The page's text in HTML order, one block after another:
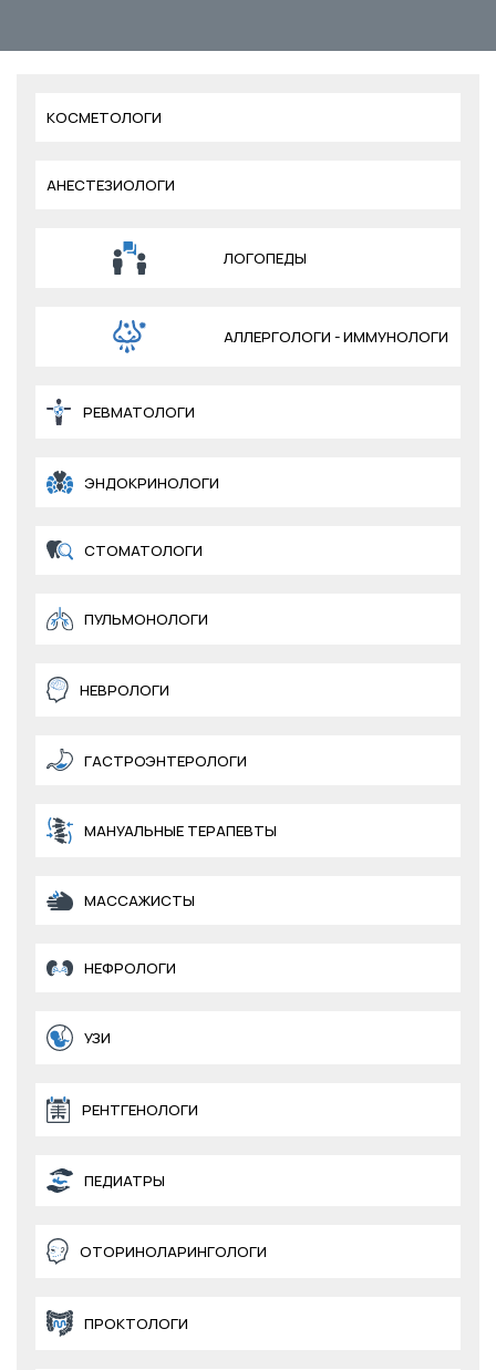
КОСМЕТОЛОГИ
АНЕСТЕЗИОЛОГИ
ЛОГОПЕДЫ
АЛЛЕРГОЛОГИ - ИММУНОЛОГИ
РЕВМАТОЛОГИ
ЭНДОКРИНОЛОГИ
СТОМАТОЛОГИ
ПУЛЬМОНОЛОГИ
НЕВРОЛОГИ
ГАСТРОЭНТЕРОЛОГИ
МАНУАЛЬНЫЕ ТЕРАПЕВТЫ
МАССАЖИСТЫ
НЕФРОЛОГИ
УЗИ
РЕНТГЕНОЛОГИ
ПЕДИАТРЫ
ОТОРИНОЛАРИНГОЛОГИ
ПРОКТОЛОГИ